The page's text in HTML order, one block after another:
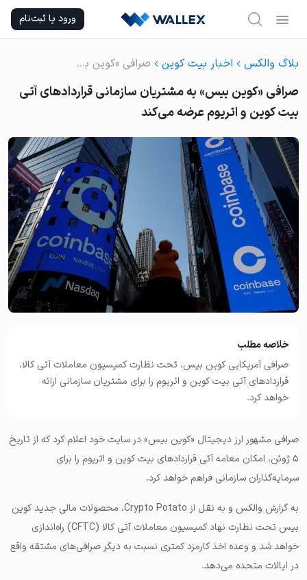
content
ورود یا ثبت‌نام
بلاگ والکس اخبار بیت کوین صرافی «کوین بیس» به مشتریان سازمانی قراردادهای آتی بیت کوین و اتریوم عرضه می‌کند
صرافی «کوین بیس» به مشتریان سازمانی قراردادهای آتی
بیت کوین و اتریوم عرضه می‌کند
خلاصه مطلب
صرافی آمریکایی کوین بیس، تحت نظارت کمیسیون معاملات آتی کالا،
قراردادهای آتی بیت کوین و اتریوم را برای مشتریان سازمانی ارائه
خواهد کرد.
صرافی مشهور ارز دیجیتال «کوین بیس» در سایت خود اعلام کرد که از تاریخ
۵ ژوئن، امکان معامه آتی قراردادهای بیت کوین و اتریوم را برای
سرمایه‌گذاران سازمانی فراهم خواهد کرد.
به گزارش والکس و به نقل از Crypto Potato، محصولات مالی جدید کوین
بیس تحت نظارت نهاد کمیسیون معاملات آتی کالا (CFTC) راه‌اندازی
خواهد شد و وعده اخذ کارمزد کمتری نسبت به دیگر صرافی‌های مشتقه واقع
در ایالات متحده می‌دهد.